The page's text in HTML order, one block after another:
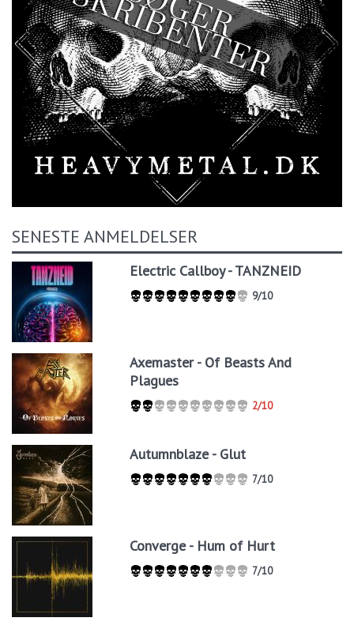
SENESTE ANMELDELSER
Electric Callboy - TANZNEID
9/10
Axemaster - Of Beasts And
Plagues
2/10
Autumnblaze - Glut
7/10
Converge - Hum of Hurt
7/10